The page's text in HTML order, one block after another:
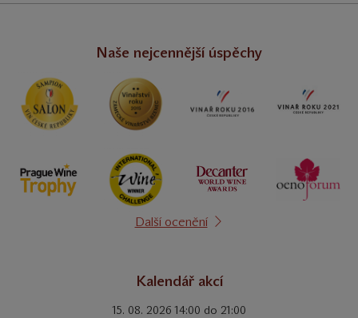
Naše nejcennější úspěchy
Další ocenění
Kalendář akcí
15. 08. 2026 14:00 do 21:00